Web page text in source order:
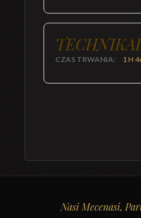
CZAS TRWANIA: 1 H
Nasi Mecenasi,